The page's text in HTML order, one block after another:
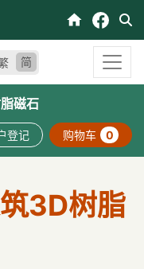
简
磁石
登记 购物车 0
3D树脂